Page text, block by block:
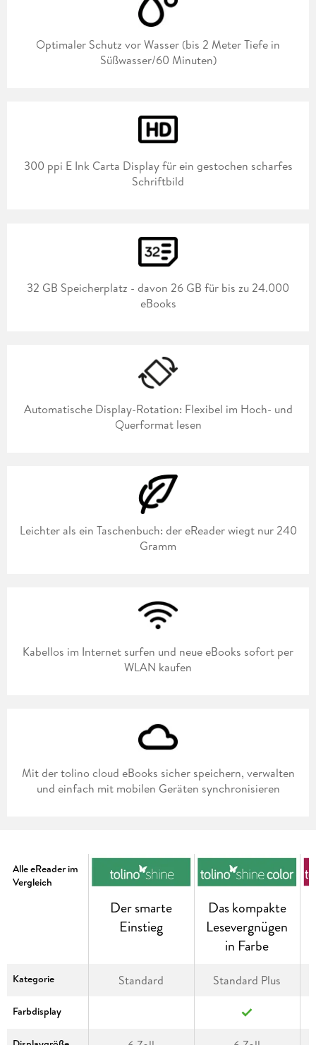
Optimaler Schutz vor Wasser (bis 2 Meter Tiefe in
Süßwasser/60 Minuten)
300 ppi E Ink Carta Display für ein gestochen scharfes
Schriftbild
32 GB Speicherplatz - davon 26 GB für bis zu 24.000
eBooks
Automatische Display-Rotation: Flexibel im Hoch- und
Querformat lesen
Leichter als ein Taschenbuch: der eReader wiegt nur 240
Gramm
Kabellos im Internet surfen und neue eBooks sofort per
WLAN kaufen
Mit der tolino cloud eBooks sicher speichern, verwalten
und einfach mit mobilen Geräten synchronisieren
Alle eReader im
Vergleich
Der smarte
Einstieg
Das kompakte
Lesevergnügen
in Farbe
Kategorie Standard Standard Plus
Farbdisplay